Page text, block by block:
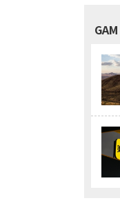
GAM